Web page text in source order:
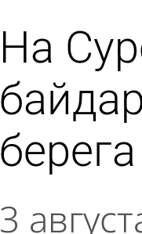
На
берега
3